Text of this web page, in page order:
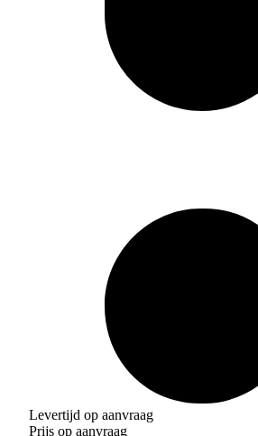
Levertijd op aanvraag
Prijs op aanvraag